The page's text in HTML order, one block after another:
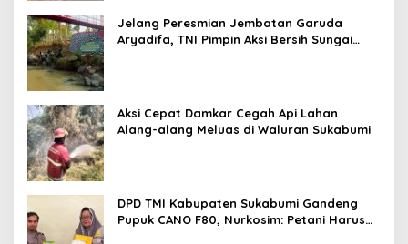
Jelang Peresmian Jembatan Garuda
Aryadifa, TNI Pimpin Aksi Bersih Sungai
Aksi Cepat Damkar Cegah Api Lahan
Alang-alang Meluas di Waluran Sukabumi
DPD TMI Kabupaten Sukabumi Gandeng
Pupuk CANO F80, Nurkosim: Petani Harus